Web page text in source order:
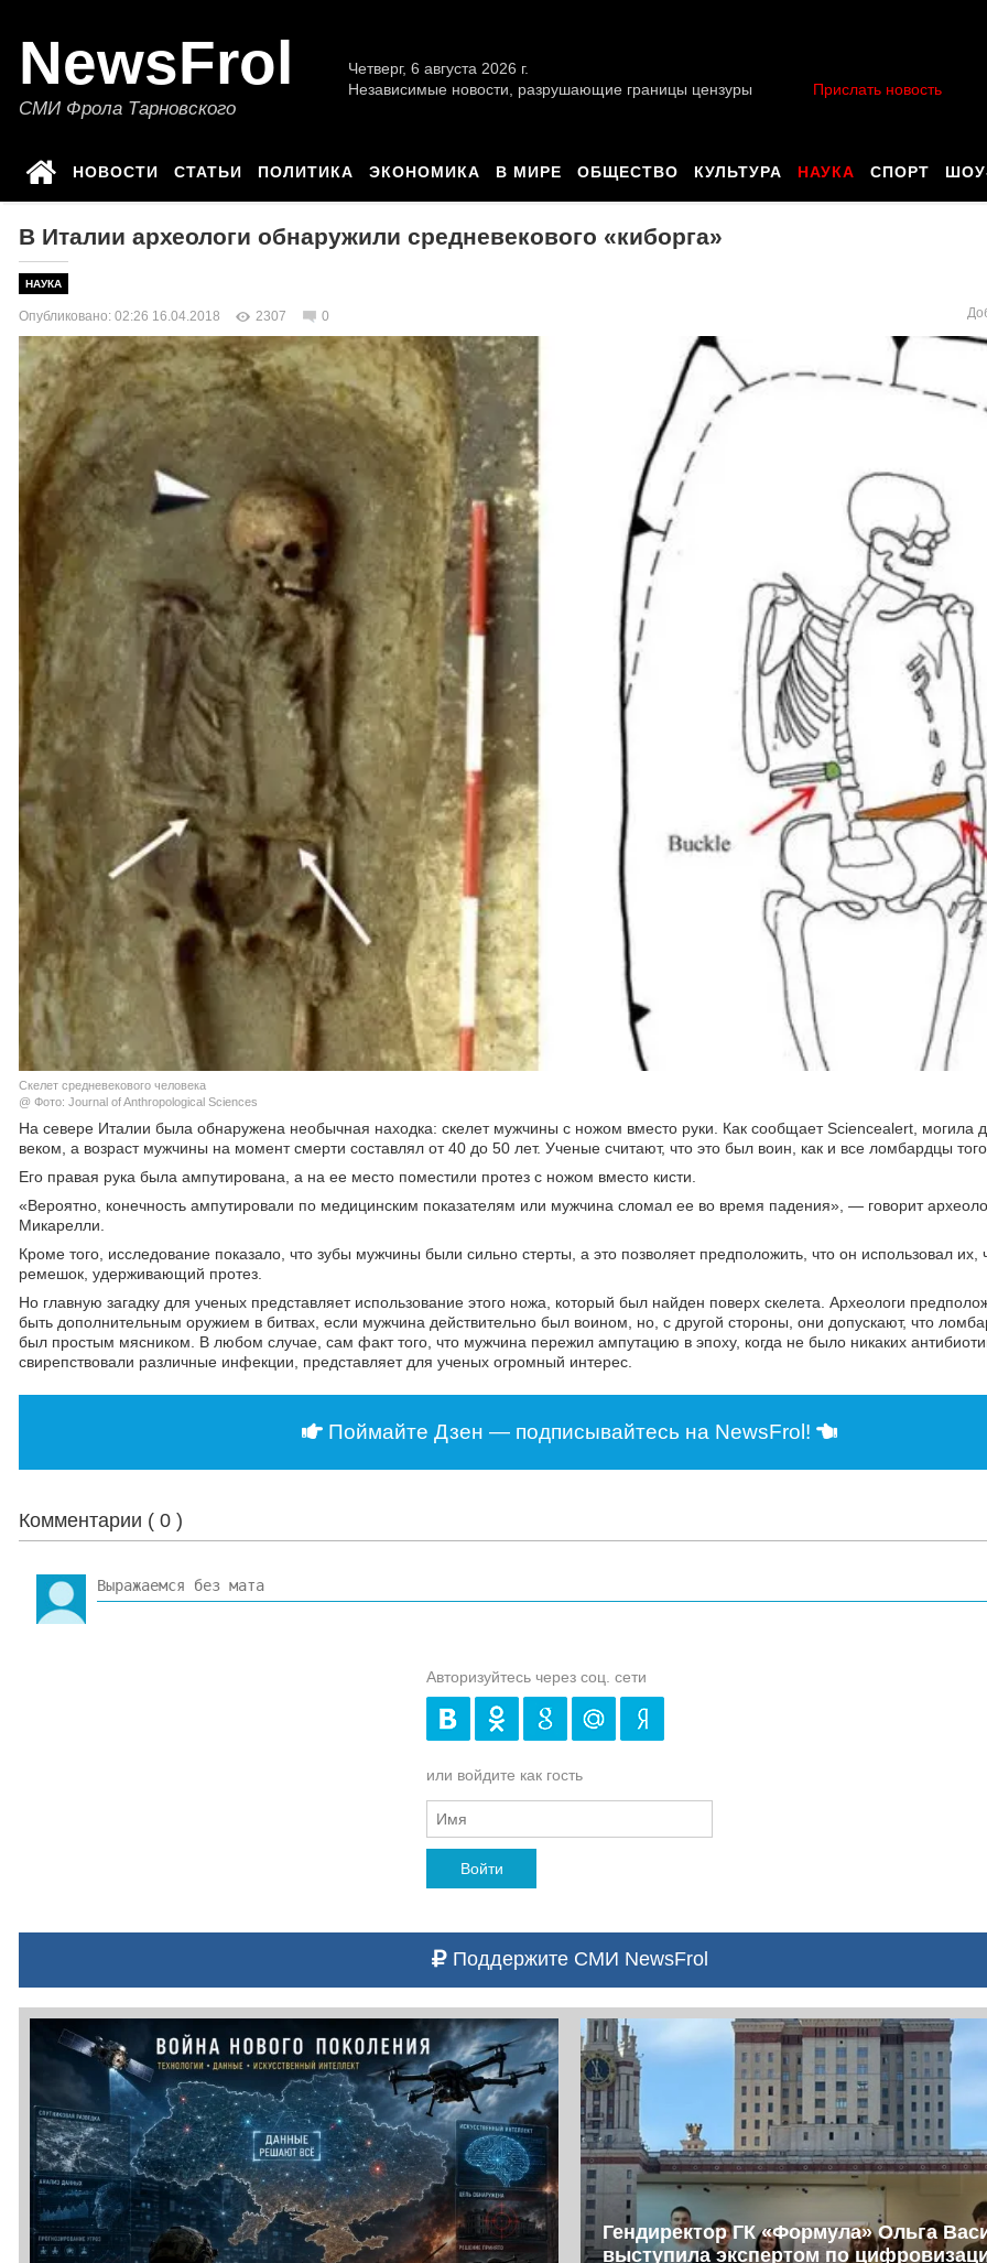
NewsFrol
СМИ Фрола Тарновского
Четверг, 6 августа 2026 г.
Независимые новости, разрушающие границы цензуры
Прислать новость
НОВОСТИ СТАТЬИ ПОЛИТИКА ЭКОНОМИКА В МИРЕ ОБЩЕСТВО КУЛЬТУРА НАУКА СПОРТ
В Италии археологи обнаружили средневекового «киборга»
НАУКА
Опубликовано: 02:26 16.04.2018 2307 0
Скелет средневекового человека
@ Фото: Journal of Anthropological Sciences
На севере Италии была обнаружена необычная находка: скелет мужчины с ножом вместо руки. Как сообщает Sciencealert, могила
веком, а возраст мужчины на момент смерти составлял от 40 до 50 лет. Ученые считают, что это был воин, как и все ломбардцы
Его правая рука была ампутирована, а на ее место поместили протез с ножом вместо кисти.
«Вероятно, конечность ампутировали по медицинским показателям или мужчина сломал ее во время падения», — говорит
Микарелли.
Кроме того, исследование показало, что зубы мужчины были сильно стерты, а это позволяет предположить, что он использовал их,
ремешок, удерживающий протез.
Но главную загадку для ученых представляет использование этого ножа, который был найден поверх скелета. Археологи
быть дополнительным оружием в битвах, если мужчина действительно был воином, но, с другой стороны, они допускают, что
был простым мясником. В любом случае, сам факт того, что мужчина пережил ампутацию в эпоху, когда не было никаких
свирепствовали различные инфекции, представляет для ученых огромный интерес.
Поймайте Дзен — подписывайтесь на NewsFrol!
Комментарии ( 0 )
Авторизуйтесь через соц. сети
или войдите как гость
Войти
Поддержите СМИ NewsFrol
Гендиректор ГК «Формула» Ольга
выступила экспертом по